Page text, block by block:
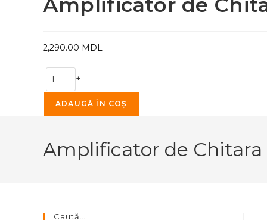
2,290.00 MDL
Cantitate
Amplificator
Chitara
VOX
Pathfinder
- +
ADAUGĂ ÎN COȘ
Amplificator de Chitara
Caută…